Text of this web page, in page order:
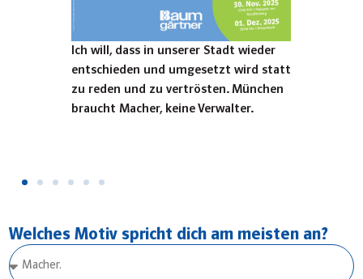
Ich will, dass in unserer Stadt wieder
entschieden und umgesetzt wird statt
zu reden und zu vertrösten. München
braucht Macher, keine Verwalter.
Welches Motiv spricht dich am meisten an?